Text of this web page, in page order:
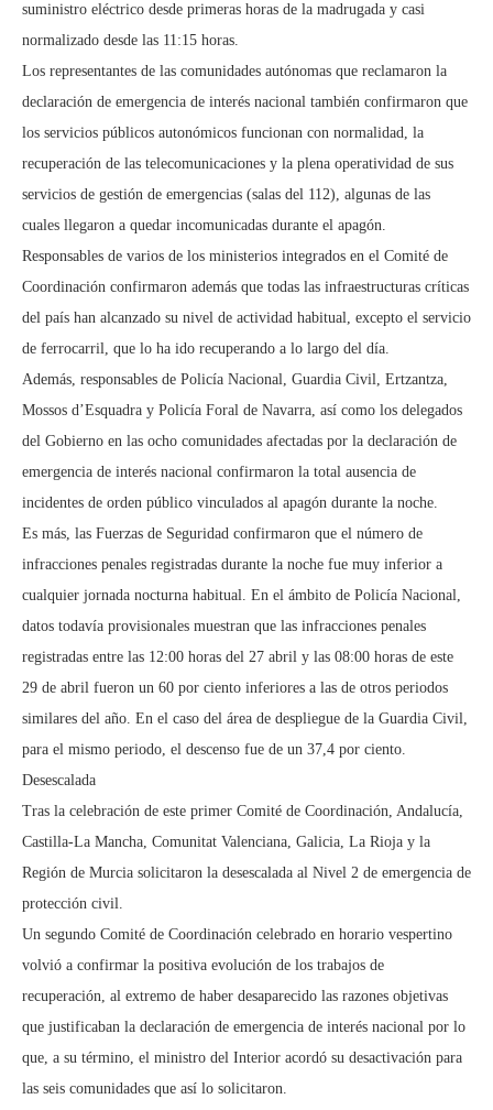
suministro eléctrico desde primeras horas de la madrugada y casi
normalizado desde las 11:15 horas.
Los representantes de las comunidades autónomas que reclamaron la
declaración de emergencia de interés nacional también confirmaron que
los servicios públicos autonómicos funcionan con normalidad, la
recuperación de las telecomunicaciones y la plena operatividad de sus
servicios de gestión de emergencias (salas del 112), algunas de las
cuales llegaron a quedar incomunicadas durante el apagón.
Responsables de varios de los ministerios integrados en el Comité de
Coordinación confirmaron además que todas las infraestructuras críticas
del país han alcanzado su nivel de actividad habitual, excepto el servicio
de ferrocarril, que lo ha ido recuperando a lo largo del día.
Además, responsables de Policía Nacional, Guardia Civil, Ertzantza,
Mossos d’Esquadra y Policía Foral de Navarra, así como los delegados
del Gobierno en las ocho comunidades afectadas por la declaración de
emergencia de interés nacional confirmaron la total ausencia de
incidentes de orden público vinculados al apagón durante la noche.
Es más, las Fuerzas de Seguridad confirmaron que el número de
infracciones penales registradas durante la noche fue muy inferior a
cualquier jornada nocturna habitual. En el ámbito de Policía Nacional,
datos todavía provisionales muestran que las infracciones penales
registradas entre las 12:00 horas del 27 abril y las 08:00 horas de este
29 de abril fueron un 60 por ciento inferiores a las de otros periodos
similares del año. En el caso del área de despliegue de la Guardia Civil,
para el mismo periodo, el descenso fue de un 37,4 por ciento.
Desescalada
Tras la celebración de este primer Comité de Coordinación, Andalucía,
Castilla-La Mancha, Comunitat Valenciana, Galicia, La Rioja y la
Región de Murcia solicitaron la desescalada al Nivel 2 de emergencia de
protección civil.
Un segundo Comité de Coordinación celebrado en horario vespertino
volvió a confirmar la positiva evolución de los trabajos de
recuperación, al extremo de haber desaparecido las razones objetivas
que justificaban la declaración de emergencia de interés nacional por lo
que, a su término, el ministro del Interior acordó su desactivación para
las seis comunidades que así lo solicitaron.